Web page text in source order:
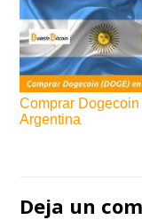
Comprar Dogecoin
Argentina
entradas
Deja un